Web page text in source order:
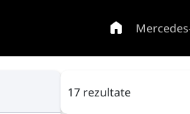
17 rezultate